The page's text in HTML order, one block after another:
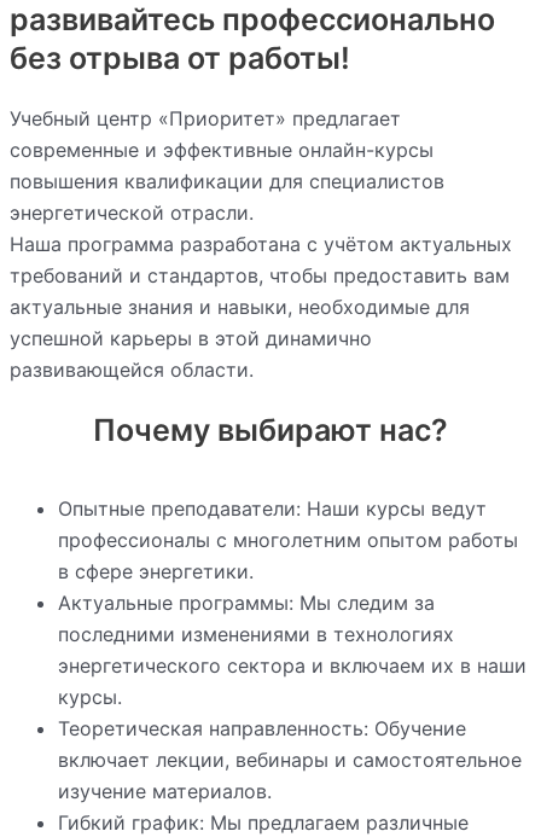
развивайтесь профессионально
без отрыва от работы!
Учебный центр «Приоритет» предлагает
современные и эффективные онлайн-курсы
повышения квалификации для специалистов
энергетической отрасли.
Наша программа разработана с учётом актуальных
требований и стандартов, чтобы предоставить вам
актуальные знания и навыки, необходимые для
успешной карьеры в этой динамично
развивающейся области.
Почему выбирают нас?
Опытные преподаватели: Наши курсы ведут
профессионалы с многолетним опытом работы
в сфере энергетики.
Актуальные программы: Мы следим за
последними изменениями в технологиях
энергетического сектора и включаем их в наши
курсы.
Теоретическая направленность: Обучение
включает лекции, вебинары и самостоятельное
изучение материалов.
Гибкий график: Мы предлагаем различные